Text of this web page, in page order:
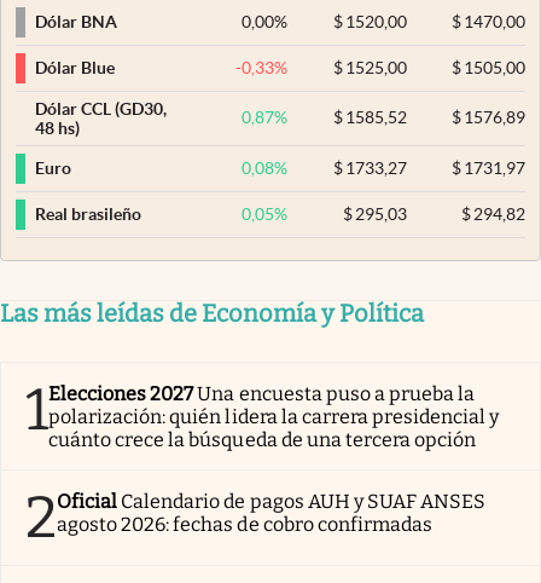
Dólar BNA
0,00% $ 1520,00 $1470,00
Dólar Blue -0,33% $ 1525,00 $1505,00
Dólar CCL (GD30,
48 hs)
0,87% $ 1585,52 $1576,89
Euro 0,08% $ 1733,27 $1731,97
Real brasileño 0,05% $ 295,03 $294,82
Las más leídas de Economía y Política
1Elecciones 2027Una encuesta puso a prueba la
polarización: quién lidera la carrera presidencial y
cuánto crece la búsqueda de una tercera opción
2Oficial Calendario de pagos AUH y SUAF ANSES
agosto 2026: fechas de cobro confirmadas